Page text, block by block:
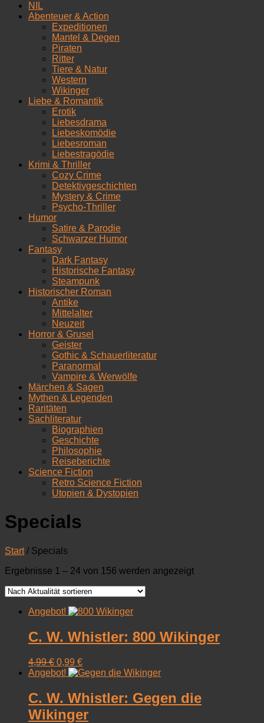
NIL
Abenteuer & Action
Expeditionen
Mantel & Degen
Piraten
Ritter
Tiere & Natur
Western
Wikinger
Liebe & Romantik
Erotik
Liebesdrama
Liebeskomödie
Liebesroman
Liebestragödie
Krimi & Thriller
Cozy Crime
Detektivgeschichten
Mystery & Crime
Psycho-Thriller
Humor
Satire & Parodie
Schwarzer Humor
Fantasy
Dark Fantasy
Historische Fantasy
Steampunk
Historischer Roman
Antike
Mittelalter
Neuzeit
Horror & Grusel
Geister
Gothic & Schauerliteratur
Paranormal
Vampire & Werwölfe
Märchen & Sagen
Mythen & Legenden
Raritäten
Sachliteratur
Biographien
Geschichte
Philosophie
Reiseberichte
Science Fiction
Retro Science Fiction
Utopien & Dystopien
Specials
Start/ Specials
Ergebnisse 1 – 24 von 156 werden angezeigtNach
Angebot!
C. W. Whistler: 800 Wikinger
4,99€ Ursprünglicher
Preis
4,99 €
0,99 €Aktueller
Preis
0,99 €.
Angebot!
C. W. Whistler: Gegen die
Wikinger